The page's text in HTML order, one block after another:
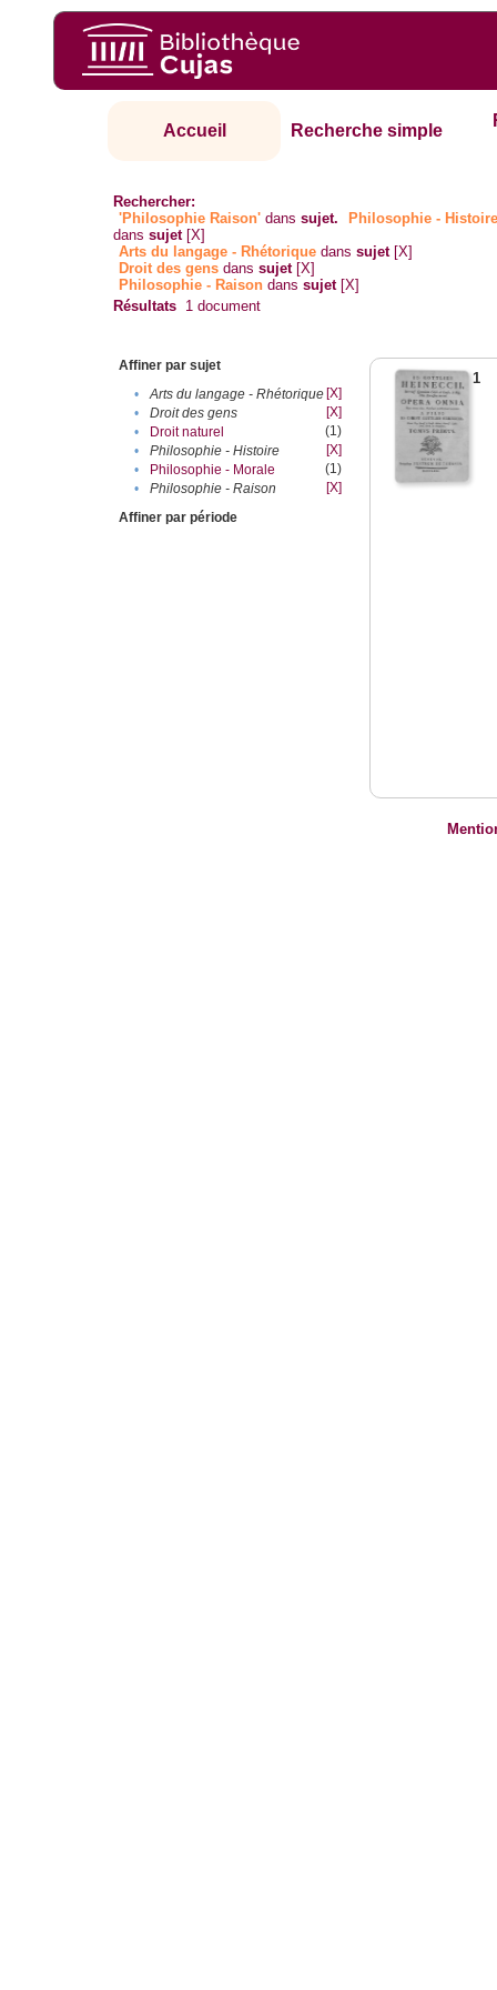
Accueil Recherche simple
Rechercher:
'Philosophie Raison' danssujet.
Philosophie -
danssujet [X]
Arts du langage - Rhétorique danssujet [X]
Droit des gens danssujet [X]
Philosophie - Raison danssujet [X]
Résultats 1 document
Affiner par sujet
•
Arts du langage - Rhétorique [X]
•
Droit des gens
[X]
•
Droit naturel
(1)
•
Philosophie - Histoire
[X]
•
Philosophie - Morale
(1)
•
Philosophie - Raison
[X]
Affiner par période
1